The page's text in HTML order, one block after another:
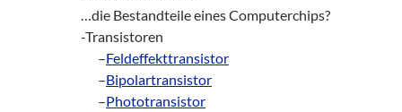
…die Bestandteile eines Computerchips?
-Transistoren
–Feldeffekttransistor
–Bipolartransistor
–Phototransistor